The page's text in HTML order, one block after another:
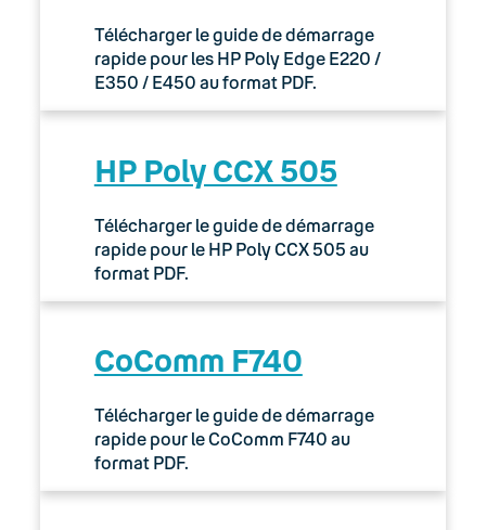
Télécharger le guide de démarrage
rapide pour les HP Poly Edge E220 /
E350 / E450 au format PDF.
HP Poly CCX 505
Télécharger le guide de démarrage
rapide pour le HP Poly CCX 505 au
format PDF.
CoComm F740
Télécharger le guide de démarrage
rapide pour le CoComm F740 au
format PDF.